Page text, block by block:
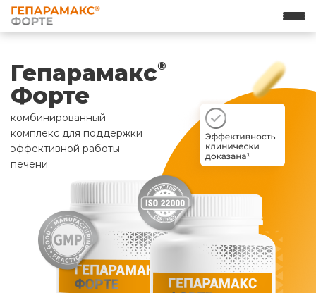
Гепарамакс®
Форте
комбинированный
комплекс для поддержки
эффективной работы
печени